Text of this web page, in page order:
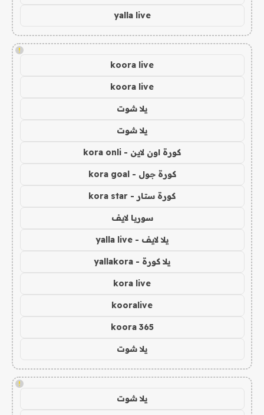
yalla live
!
koora live
koora live
يلا شوت
يلا شوت
كورة اون لاين - kora onli
كورة جول - kora goal
كورة ستار - kora star
سوريا لايف
يلا لايف - yalla live
يلا كورة - yallakora
kora live
kooralive
koora 365
يلا شوت
!
يلا شوت